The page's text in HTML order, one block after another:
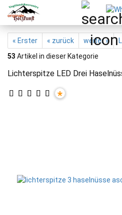
« Erster « zurück weiter »
53 Artikel in dieser Kategorie
Lichterspitze LED Drei
*